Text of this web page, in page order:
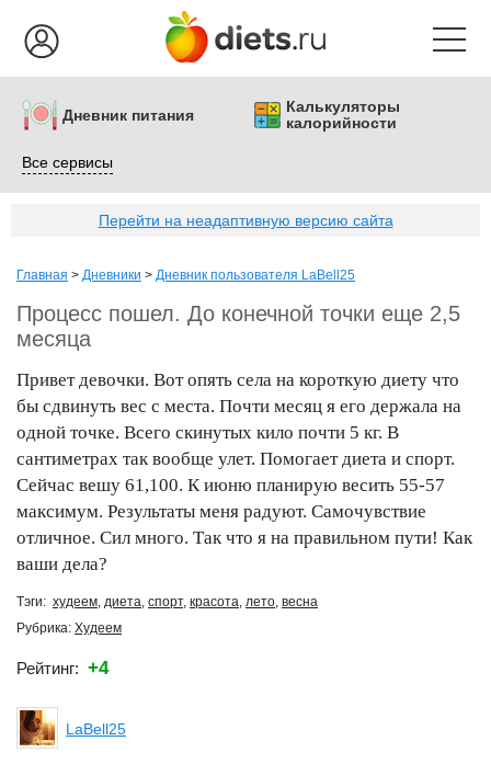
Дневник питания
Калькуляторы
калорийности
Все сервисы
Перейти на неадаптивную версию сайта
Главная > Дневники > Дневник пользователя LaBell25
Процесс пошел. До конечной точки еще 2,5
месяца
Привет девочки. Вот опять села на короткую диету что
бы сдвинуть вес с места. Почти месяц я его держала на
одной точке. Всего скинутых кило почти 5 кг. В
сантиметрах так вообще улет. Помогает диета и спорт.
Сейчас вешу 61,100. К июню планирую весить 55-57
максимум. Результаты меня радуют. Самочувствие
отличное. Сил много. Так что я на правильном пути! Как
ваши дела?
Тэги: худеем, диета, спорт, красота, лето, весна
Рубрика: Худеем
Рейтинг: +4
LaBell25